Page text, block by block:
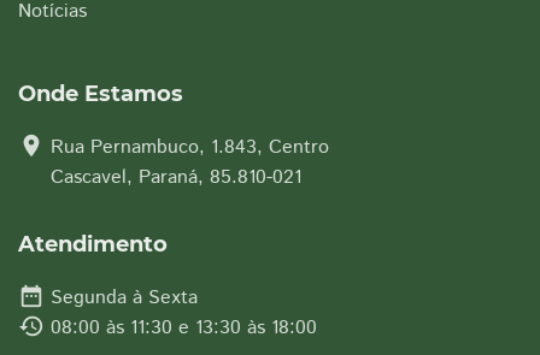
Notícias
Onde Estamos
location_on Rua Pernambuco, 1.843, Centro
Cascavel, Paraná, 85.810-021
Atendimento
date_range Segunda à Sexta
history 08:00 às 11:30 e 13:30 às 18:00